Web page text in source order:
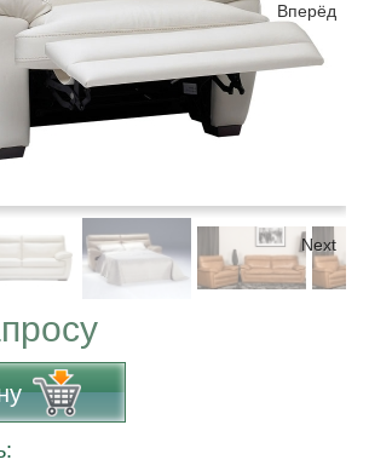
Вперёд
Next